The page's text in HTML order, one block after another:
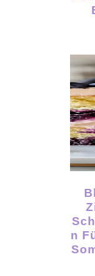
Blaubeer-
N